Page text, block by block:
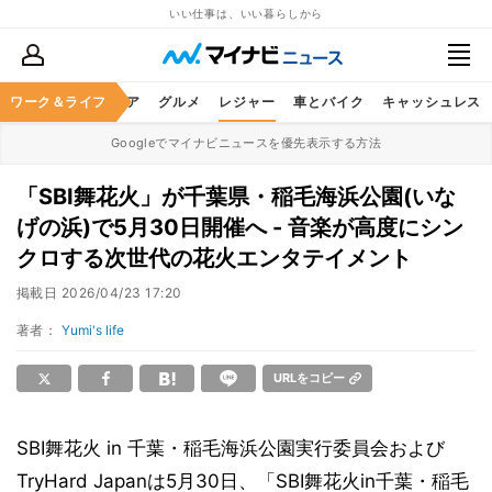
いい仕事は、いい暮らしから
ワーク＆ライフ
暮らし ヘルスケア グルメ レジャー 車とバイク キャッシュレス
Googleでマイナビニュースを優先表示する方法
「SBI舞花火」が千葉県・稲毛海浜公園(いな
げの浜)で5月30日開催へ - 音楽が高度にシン
クロする次世代の花火エンタテイメント
掲載日 2026/04/23 17:20
著者： Yumi's life
URLをコピー
SBI舞花火 in 千葉・稲毛海浜公園実行委員会および
TryHard Japanは5月30日、「SBI舞花火in千葉・稲毛